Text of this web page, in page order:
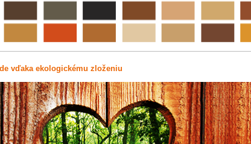
vďaka ekologickému zloženiu